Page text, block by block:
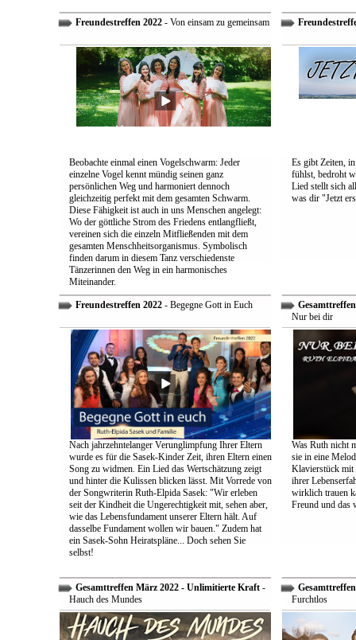
Freundestreffen 2022- Von einsam zu gemeinsam
Beobachte einmal einen Vogelschwarm: Jeder
einzelne Vogel kennt mündig seinen ganz
persönlichen Weg und harmoniert dennoch
gleichzeitig perfekt mit dem gesamten Schwarm.
Diese Fähigkeit ist auch in uns Menschen angelegt:
Wo der göttliche Strom des Friedens entlangfließt,
vereinen sich die einzeln Mitfließenden mit dem
gesamten Menschheitsorganismus. Symbolisch
finden darum in diesem Tanz verschiedenste
Tänzerinnen den Weg in ein harmonisches
Miteinander.
Es gibt Zeiten,
fühlst, bedroht
Lied stellt sich
was dir "Jetzt
Freundestreffen 2022- Begegne Gott in Euch
Nach jahrzehntelanger Verunglimpfung Ihrer Eltern
wurde es für die Sasek-Kinder Zeit, ihren Eltern einen
Song zu widmen. Ein Lied das Wertschätzung zeigt
und hinter die Kulissen blicken lässt. Mit Vorrede von
der Songwriterin Ruth-Elpida Sasek: "Wir erleben
seit der Kindheit die Ungerechtigkeit mit, sehen aber,
wie das Lebensfundament unserer Eltern hält. Auf
dasselbe Fundament wollen wir bauen." Zudem hat
ein Sasek-Sohn Heiratspläne... Doch sehen Sie
selbst!
Nur bei dir
Was Ruth nicht
sie in eine
Klavierstück mit
ihrer
wirklich trauen
Freund und das
Gesamttreffen März 2022 - Unlimitierte Kraft -
Hauch des Mundes
Furchtlos